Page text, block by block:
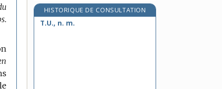
HISTORIQUE DE CONSULTATION
T.U., n. m.